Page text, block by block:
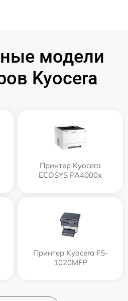
модели
Kyocera
Принтер Kyocera
ECOSYS PA4000x
Принтер Kyocera FS-
1020MFP